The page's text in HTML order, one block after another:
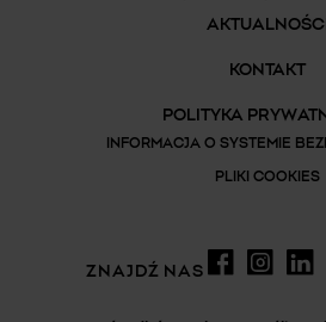
AKTUALNOŚCI
KONTAKT
POLITYKA
INFORMACJA O SYSTEMIE
PLIKI COOKIES
ZNAJDŹ NAS